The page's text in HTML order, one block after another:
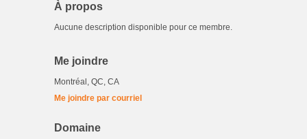
À propos
Aucune description disponible pour ce membre.
Me joindre
Montréal, QC, CA
Me joindre par courriel
Domaine